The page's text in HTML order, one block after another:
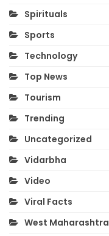
Spirituals
Sports
Technology
Top News
Tourism
Trending
Uncategorized
Vidarbha
Video
Viral Facts
West Maharashtra